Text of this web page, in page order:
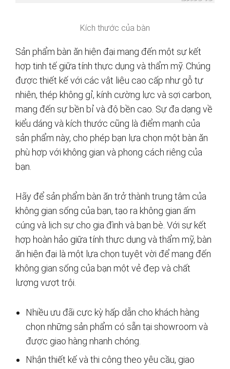
Kích thước của bàn
Sản phẩm bàn ăn hiện đại mang đến một sự kết
hợp tinh tế giữa tính thực dụng và thẩm mỹ. Chúng
được thiết kế với các vật liệu cao cấp như gỗ tự
nhiên, thép không gỉ, kính cường lực và sợi carbon,
mang đến sự bền bỉ và độ bền cao. Sự đa dạng về
kiểu dáng và kích thước cũng là điểm mạnh của
sản phẩm này, cho phép bạn lựa chọn một bàn ăn
phù hợp với không gian và phong cách riêng của
bạn.
Hãy để sản phẩm bàn ăn trở thành trung tâm của
không gian sống của bạn, tạo ra không gian ấm
cúng và lịch sự cho gia đình và bạn bè. Với sự kết
hợp hoàn hảo giữa tính thực dụng và thẩm mỹ, bàn
ăn hiện đại là một lựa chọn tuyệt vời để mang đến
không gian sống của bạn một vẻ đẹp và chất
lượng vượt trội.
Nhiều ưu đãi cực kỳ hấp dẫn cho khách hàng
chọn những sản phẩm có sẵn tại showroom và
được giao hàng nhanh chóng.
Nhận thiết kế và thi công theo yêu cầu, giao